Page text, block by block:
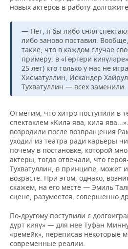
новых актеров в работу-
— Нет, я бы либо снял
либо заново поставил.
такие, что в каждом случае
примеру, в «Гөргери
25 лет) кто только у нас не
Хисматуллин, Искандер
Тухватуллин — всех заменили.
Отметим, что хитро поступили в
спектаклем «Килә ява, килә
возродили после возвращения
уходил из театра ради карьеры
почему в постановке, которой
актеры, тогда отвечали, что
Тухватуллин, в принципе, может
возрасте. При этом, однако,
скажем, на его месте — Эмиль
сцене, разумеется, совершенно
По-другому поступили с
дүрт кияү» — для нее Туфан
«ремейк», переписав некоторые
современные реалии.